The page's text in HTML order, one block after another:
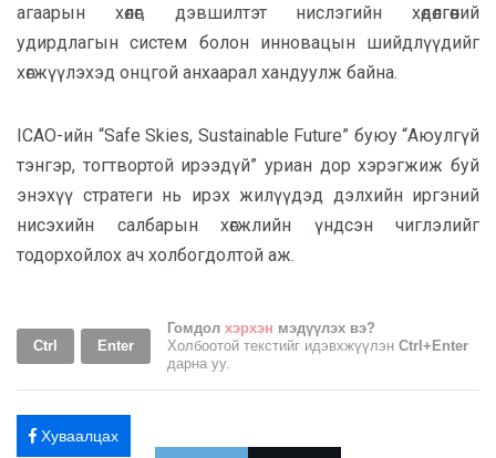
агаарын хөлөг, дэвшилтэт нислэгийн хөдөлгөөний
удирдлагын систем болон инновацын шийдлүүдийг
хөгжүүлэхэд онцгой анхаарал хандуулж байна.
ICAO-ийн “Safe Skies, Sustainable Future” буюу “Аюулгүй
тэнгэр, тогтвортой ирээдүй” уриан дор хэрэгжиж буй
энэхүү стратеги нь ирэх жилүүдэд дэлхийн иргэний
нисэхийн салбарын хөгжлийн үндсэн чиглэлийг
тодорхойлох ач холбогдолтой аж.
Ctrl Enter
Гомдол хэрхэн мэдүүлэх вэ?
Холбоотой текстийг идэвхжүүлэн Ctrl+Enter
дарна уу.
Хуваалцах